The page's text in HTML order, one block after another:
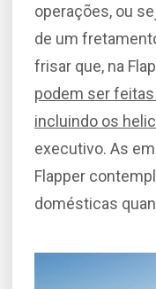
operações, ou
de um
frisar que, na
podem ser feitas
incluindo os
executivo. As
Flapper
domésticas